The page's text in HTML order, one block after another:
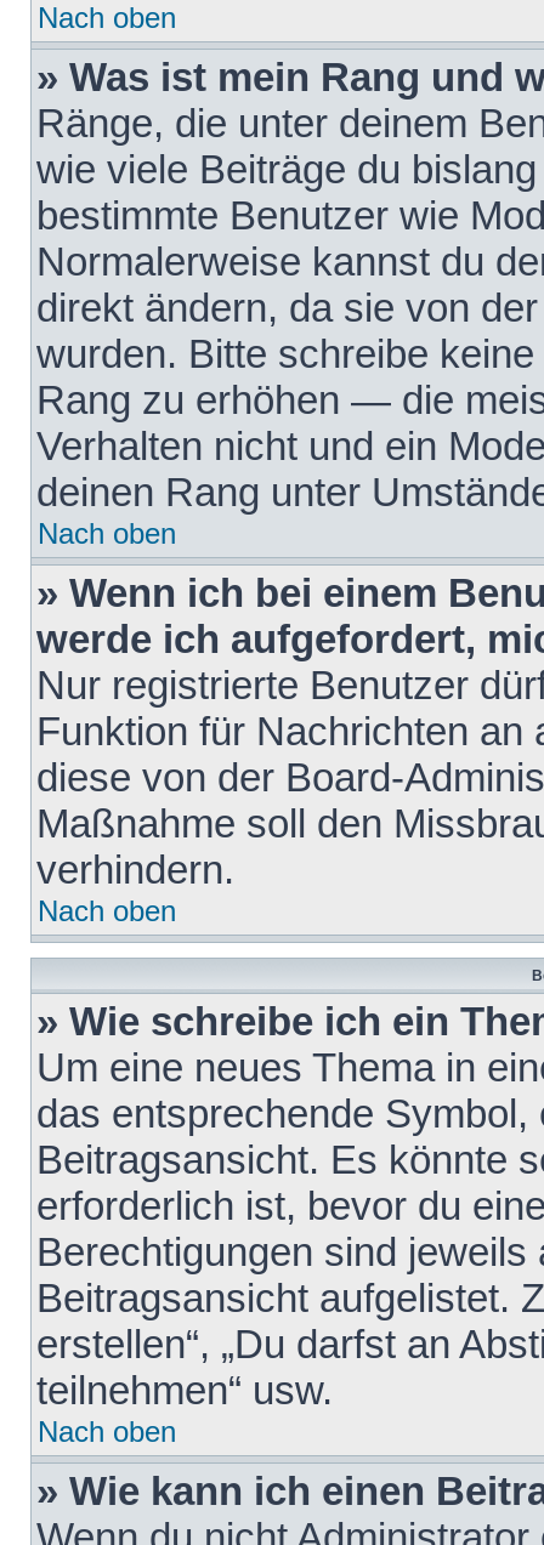
Nach oben
» Was ist mein Rang und
Ränge, die unter deinem
wie viele Beiträge du
bestimmte Benutzer wie
Normalerweise kannst du
direkt ändern, da sie von
wurden. Bitte schreibe
Rang zu erhöhen — die
Verhalten nicht und ein
deinen Rang unter
Nach oben
» Wenn ich bei einem
werde ich aufgefordert,
Nur registrierte Benutzer
Funktion für Nachrichten
diese von der Board-
Maßnahme soll den
verhindern.
Nach oben
» Wie schreibe ich ein
Um eine neues Thema in
das entsprechende
Beitragsansicht. Es könnte
erforderlich ist, bevor du
Berechtigungen sind
Beitragsansicht aufgelistet.
erstellen“, „Du darfst an
teilnehmen“ usw.
Nach oben
» Wie kann ich einen